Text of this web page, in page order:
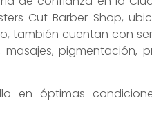
Cut Barber Shop,
también cuentan con
pigmentación,
en óptimas